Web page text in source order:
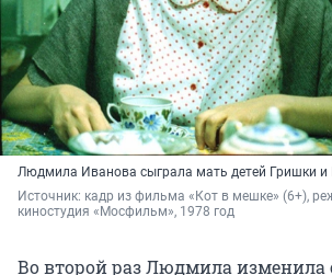
Людмила Иванова сыграла мать детей Гришки
Источник: кадр из фильма «Кот в мешке» (6+),
киностудия «Мосфильм», 1978 год
Во второй раз Людмила изменила